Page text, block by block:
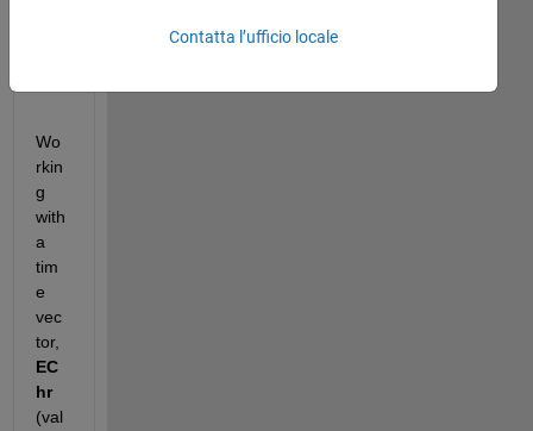
Wo
rkin
g
with
a
tim
e
vec
tor,
EC
hr
(val
Contatta l’ufficio locale